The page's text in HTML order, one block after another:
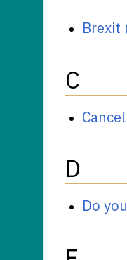
Brexit
C
D
Do